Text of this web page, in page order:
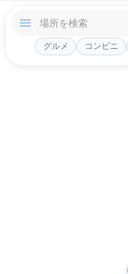
グルメ コンビニ